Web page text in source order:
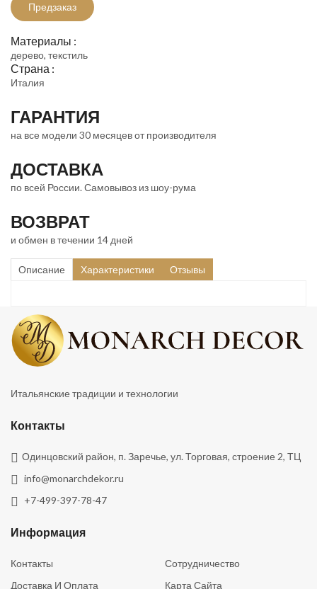
Предзаказ
Материалы :
дерево, текстиль
Страна :
Италия
ГАРАНТИЯ
на все модели 30 месяцев от производителя
ДОСТАВКА
по всей России. Самовывоз из шоу-рума
ВОЗВРАТ
и обмен в течении 14 дней
Описание Характеристики Отзывы
Итальянские традиции и технологии
Контакты
Одинцовский район, п. Заречье, ул. Торговая, строение 2, ТЦ
info@monarchdekor.ru
+7-499-397-78-47
Информация
Контакты
Сотрудничество
Доставка И Оплата
Карта Сайта